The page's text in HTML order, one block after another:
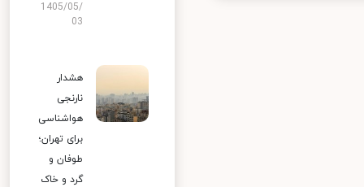
1405/05/
03
هشدار
نارنجی
هواشناسی
برای تهران؛
طوفان و
گرد و خاک